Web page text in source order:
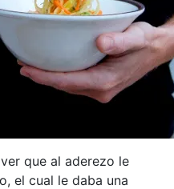
que al aderezo le
el cual le daba una